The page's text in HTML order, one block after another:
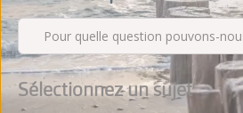
Pour quelle question pouvons-
Sélectionnez un sujet